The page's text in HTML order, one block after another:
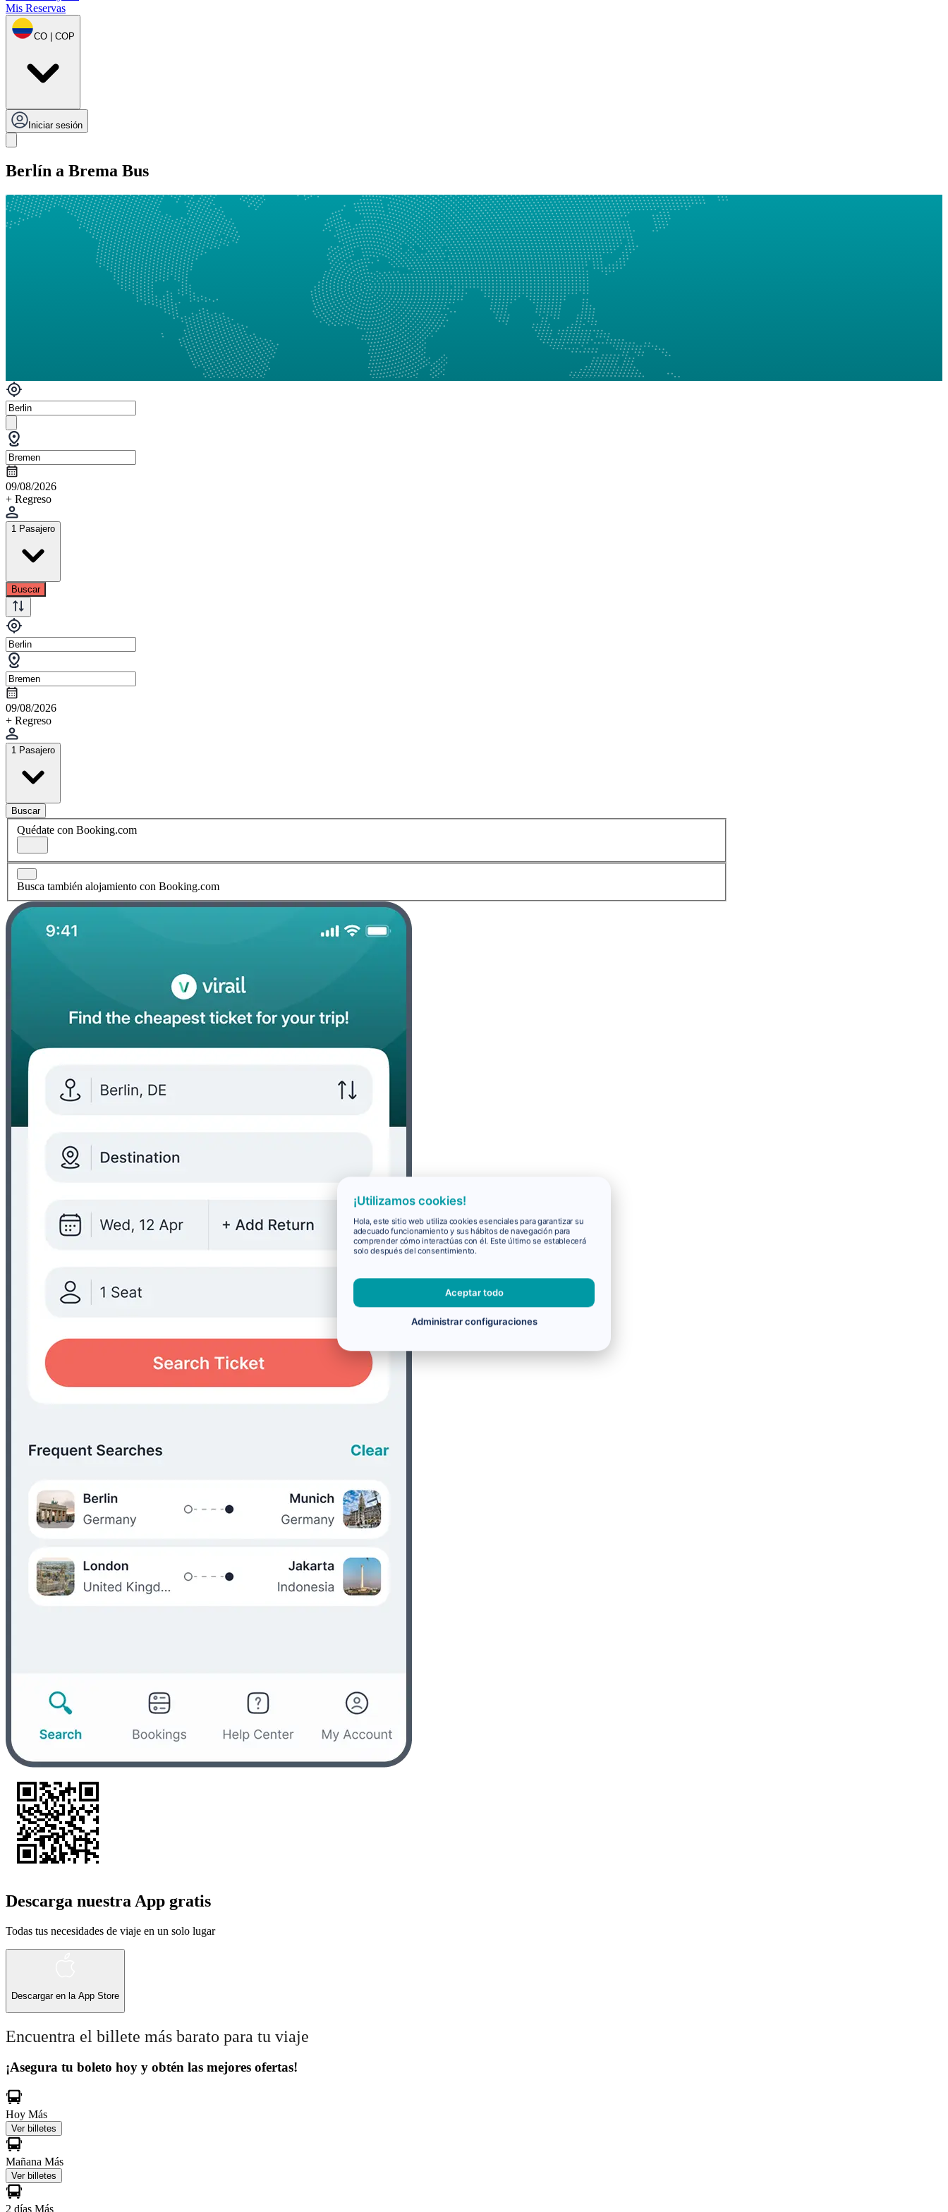
Mis Reservas
CO | COP
Iniciar sesión
Berlín a Brema Bus
09/08/2026
+ Regreso
1 Pasajero
Buscar
09/08/2026
+ Regreso
1 Pasajero
Buscar
Quédate con Booking.com
Busca también alojamiento con Booking.com
Descarga nuestra App gratis
Todas tus necesidades de viaje en un solo lugar
Descargar en la App Store
Encuentra el billete más barato para tu viaje
¡Asegura tu boleto hoy y obtén las mejores ofertas!
Hoy Más
Ver billetes
Mañana Más
Ver billetes
2 días Más
¡Utilizamos cookies!
Hola, este sitio web utiliza cookies esenciales para garantizar su
adecuado funcionamiento y sus hábitos de navegación para
comprender cómo interactúas con él. Este último se establecerá
solo después del consentimiento.
Aceptar todo
Administrar configuraciones